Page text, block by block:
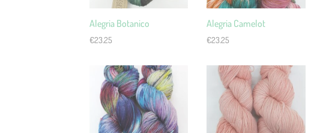
Alegria Botanico
€23.25
Alegria Camelot
€23.25